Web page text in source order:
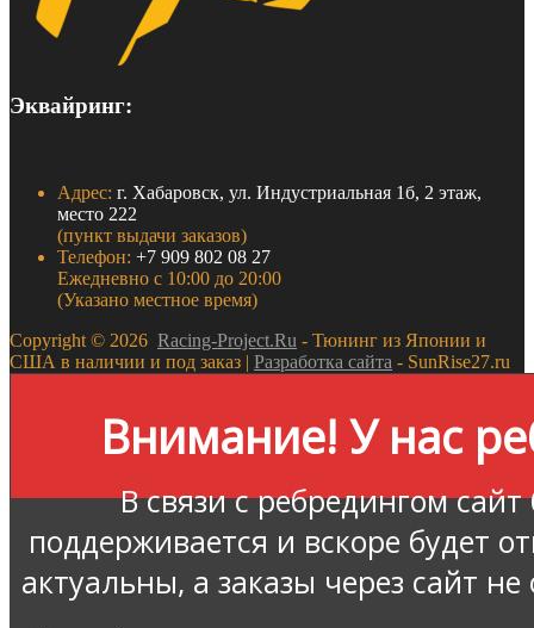
Эквайринг:
Адрес: г. Хабаровск, ул. Индустриальная 1б, 2 этаж,
место 222
(пункт выдачи заказов)
Телефон: +7 909 802 08 27
Ежедневно с 10:00 до 20:00
(Указано местное время)
Copyright © 2026 Racing-Project.Ru - Тюнинг из Японии и
США в наличии и под заказ | Разработка сайта - SunRise27.ru
Внимание! У нас
В связи с ребредингом
поддерживается и вскоре будет
актуальны, а заказы через сайт